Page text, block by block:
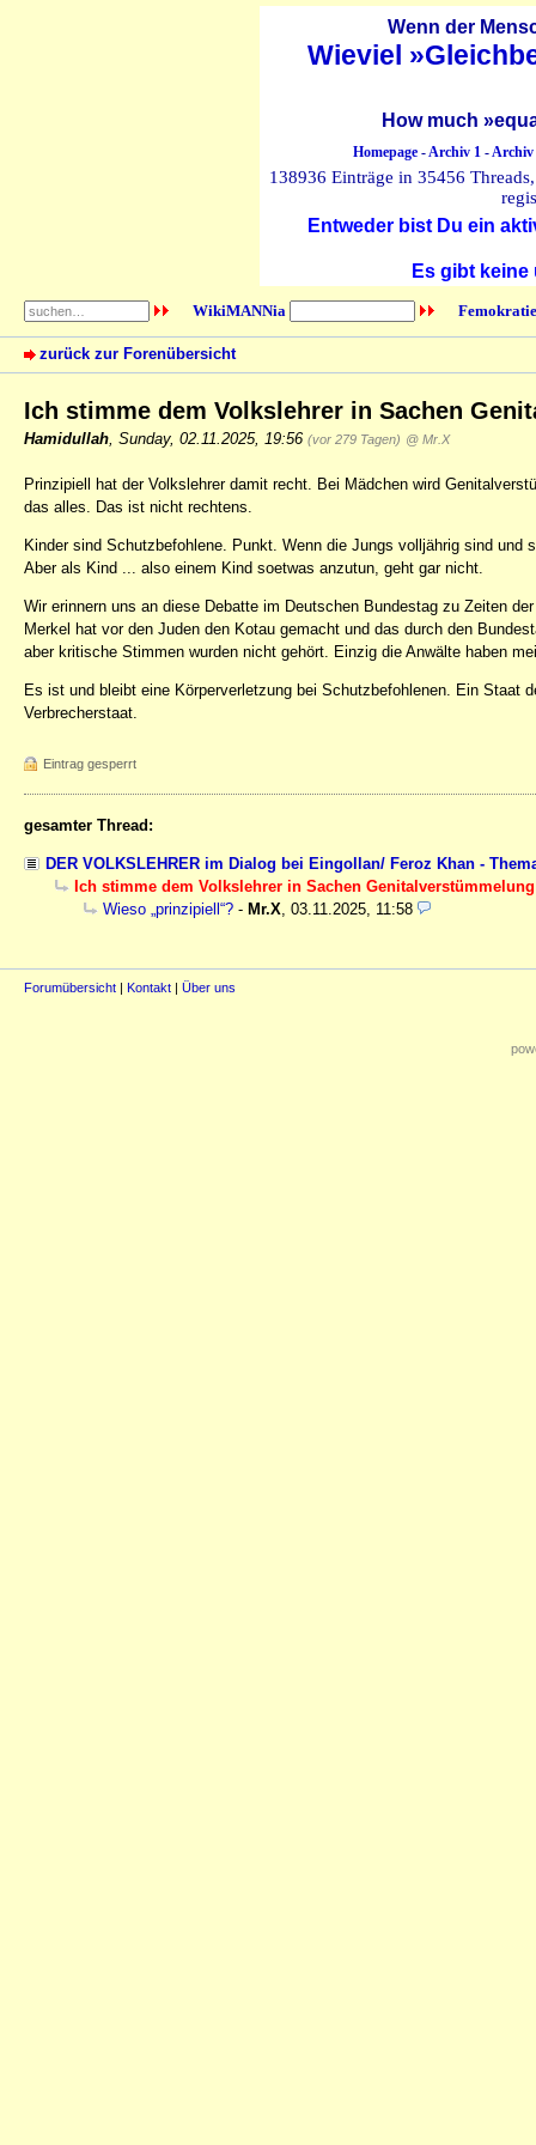
Wenn der
Wieviel
How much
Homepage-Archiv 1-Archiv
138936 Einträge in 35456
Entweder bist Du ein
Es gibt
WikiMANNia
zurück zur Forenübersicht
Ich stimme dem Volkslehrer in Sachen
Hamidullah Sunday, 02.11.2025, 19:56 (vor 279 Tagen) @ Mr.X
Prinzipiell hat der Volkslehrer damit recht. Bei Mädchen wird
das alles. Das ist nicht rechtens.
Kinder sind Schutzbefohlene. Punkt. Wenn die Jungs volljährig sind
Aber als Kind ... also einem Kind soetwas anzutun, geht gar nicht.
Wir erinnern uns an diese Debatte im Deutschen Bundestag zu Zeiten
Merkel hat vor den Juden den Kotau gemacht und das durch den
aber kritische Stimmen wurden nicht gehört. Einzig die Anwälte haben
Es ist und bleibt eine Körperverletzung bei Schutzbefohlenen. Ein
Verbrecherstaat.
Eintrag gesperrt
gesamter Thread:
DER VOLKSLEHRER im Dialog bei Eingollan/ Feroz Khan -
Ich stimme dem Volkslehrer in Sachen
Wieso „prinzipiell“? - Mr.X, 03.11.2025, 11:58
Forumübersicht | Kontakt | Über uns